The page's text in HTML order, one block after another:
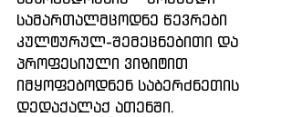
სამართალმცოდნე წევრები
კულტურულ-შემეცნებითი და
პროფესიული ვიზიტით
იმყოფებოდნენ საბერძნეთის
დედაქალაქ ათენში.